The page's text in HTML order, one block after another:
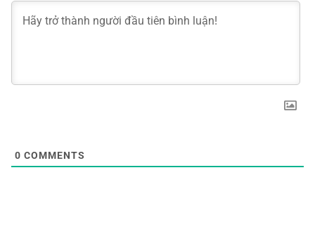
0 COMMENTS